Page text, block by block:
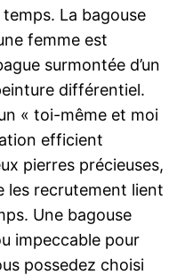
temps. La bagouse
femme est
surmontée d’un
différentiel.
« toi-même et moi
efficient
pierres précieuses,
les recrutement lient
Une bagouse
impeccable pour
possedez choisi